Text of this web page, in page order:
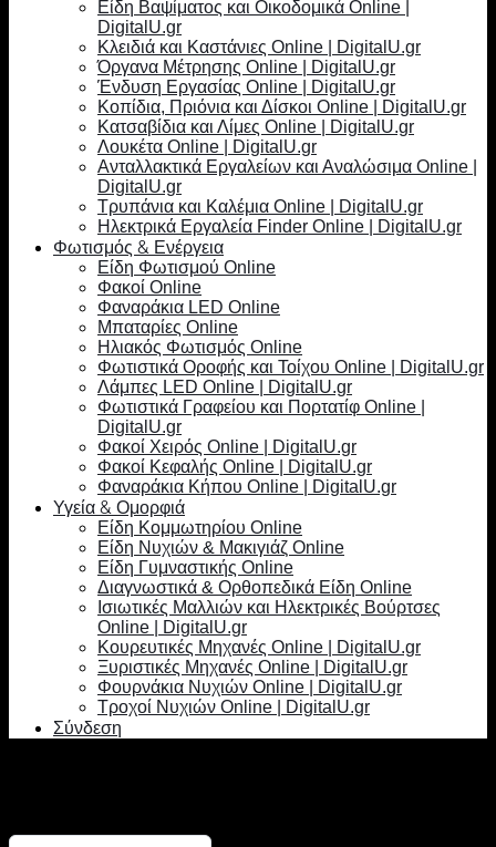
Είδη Βαψίματος και Οικοδομικά Online |
DigitalU.gr
Κλειδιά και Καστάνιες Online | DigitalU.gr
Όργανα Μέτρησης Online | DigitalU.gr
Ένδυση Εργασίας Online | DigitalU.gr
Κοπίδια, Πριόνια και Δίσκοι Online | DigitalU.gr
Κατσαβίδια και Λίμες Online | DigitalU.gr
Λουκέτα Online | DigitalU.gr
Ανταλλακτικά Εργαλείων και Αναλώσιμα Online |
DigitalU.gr
Τρυπάνια και Καλέμια Online | DigitalU.gr
Ηλεκτρικά Εργαλεία Finder Online | DigitalU.gr
Φωτισμός & Ενέργεια
Είδη Φωτισμού Online
Φακοί Online
Φαναράκια LED Online
Μπαταρίες Online
Ηλιακός Φωτισμός Online
Φωτιστικά Οροφής και Τοίχου Online | DigitalU.gr
Λάμπες LED Online | DigitalU.gr
Φωτιστικά Γραφείου και Πορτατίφ Online |
DigitalU.gr
Φακοί Χειρός Online | DigitalU.gr
Φακοί Κεφαλής Online | DigitalU.gr
Φαναράκια Κήπου Online | DigitalU.gr
Υγεία & Ομορφιά
Είδη Κομμωτηρίου Online
Είδη Νυχιών & Μακιγιάζ Online
Είδη Γυμναστικής Online
Διαγνωστικά & Ορθοπεδικά Είδη Online
Ισιωτικές Μαλλιών και Ηλεκτρικές Βούρτσες
Online | DigitalU.gr
Κουρευτικές Μηχανές Online | DigitalU.gr
Ξυριστικές Μηχανές Online | DigitalU.gr
Φουρνάκια Νυχιών Online | DigitalU.gr
Τροχοί Νυχιών Online | DigitalU.gr
Σύνδεση